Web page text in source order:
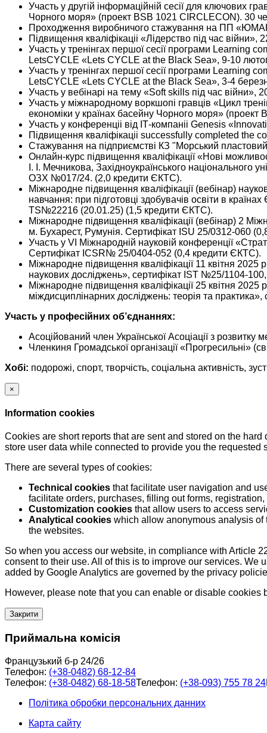
Участь у другій інформаційній сесії для ключових
Чорного моря» (проект ВSB 1021 CIRCLECON). 30
Проходження виробничого стажування на ПП
Підвищення кваліфікаціі «Лідерство під час
​​Участь у тренінгах першої сесії програми
LetsCYCLE «Lets CYCLE at the Black Sea», 9-10
​​Участь у тренінгах першої сесії програми
LetsCYCLE «Lets CYCLE at the Black Sea», 3-4
​​Участь у вебінарі на тему «Soft skills під час
Участь у міжнародному воркшопі гравців «Цикл
економіки у країнах басейну Чорного моря»
Участь у конференціі від ІТ-компаніі Genesis
Підвищення кваліфікаціі successfully completed
​​Стажування на підприємстві КЗ "Морський
​​Онлайн-курс підвищення кваліфікації «Нові
І. І. Мечникова, Західноукраїнського
ОЗХ №017/24. (2,0 кредити ЄКТС).​
​​Міжнародне підвищення кваліфікації (вебінар)
навчання: при підготовці здобувачів освіти в
TS№22216 (20.01.25) (1,5 кредити ЄКТС).​
Міжнародне підвищення кваліфікації (вебінар) 2
м. Бухарест, Румунія. Сертифікат ISU 25/0312-060
​​Участь у VI Міжнародній науковій конференції
Сертифікат ICSR№ 25/0404-052 (0,4 кредити ЄКТС).​
​​Міжнародне підвищення кваліфікації 11 квітня
наукових досліджень», сертифікат IST №25/1104-
​​Міжнародне підвищення кваліфікації 25 квітня
міждисциплінарних досліджень: теорія та
Участь у професійних об’єднаннях:
​​Асоційований член Української Асоціації з
​​Членкиня Громадської організації «Прогресильні»
Хобі: подорожі, спорт, творчість, соціальна активність,
×
Information cookies
Cookies are short reports that are sent and stored on the
store user data while connected to provide you the
There are several types of cookies:
Technical cookies that facilitate user navigation and
facilitate orders, purchases, filling out forms,
Customization cookies that allow users to access
Analytical cookies which allow anonymous analysis
the websites.
So when you access our website, in compliance with Article
consent to their use. All of this is to improve our services.
added by Google Analytics are governed by the privacy
However, please note that you can enable or disable cookies
Закрити
Приймальна комісія
Французький б-р 24/26
Телефон: (+38-0482) 68-12-84
Телефон: (+38-0482) 68-18-58Телефон: (+38-093) 755 78 24
Політика обробки персональних данних
Карта сайту